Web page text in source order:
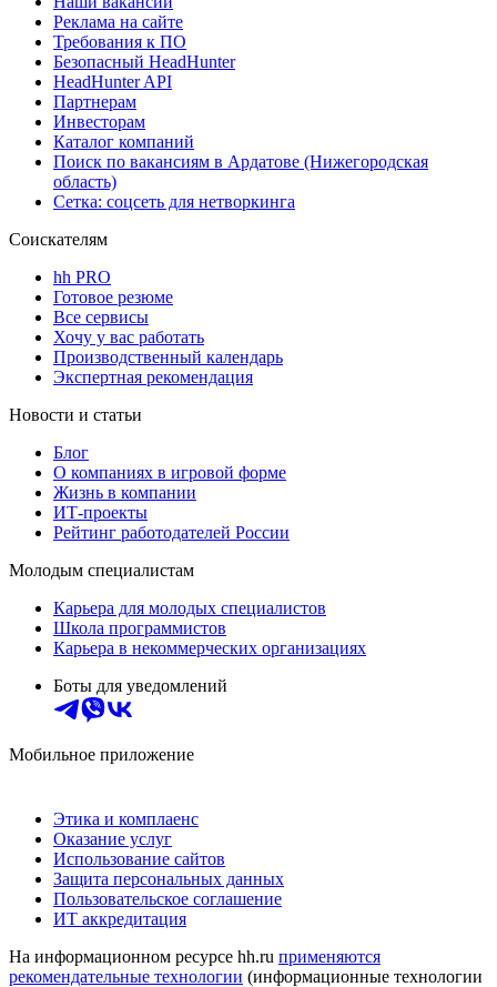
Реклама на сайте
Требования к ПО
Безопасный HeadHunter
HeadHunter API
Партнерам
Инвесторам
Каталог компаний
Поиск по вакансиям в Ардатове (Нижегородская
область)
Сетка: соцсеть для нетворкинга
Соискателям
hh PRO
Готовое резюме
Все сервисы
Хочу у вас работать
Производственный календарь
Экспертная рекомендация
Новости и статьи
Блог
О компаниях в игровой форме
Жизнь в компании
ИТ-проекты
Рейтинг работодателей России
Молодым специалистам
Карьера для молодых специалистов
Школа программистов
Карьера в некоммерческих организациях
Боты для уведомлений
Мобильное приложение
Этика и комплаенс
Оказание услуг
Использование сайтов
Защита персональных данных
Пользовательское соглашение
ИТ аккредитация
На информационном ресурсе hh.ru применяются
рекомендательные технологии (информационные технологии